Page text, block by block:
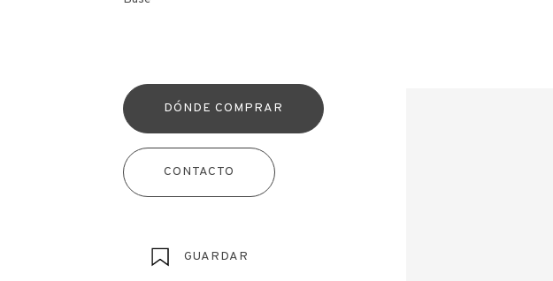
DÓNDE COMPRAR
CONTACTO
GUARDAR